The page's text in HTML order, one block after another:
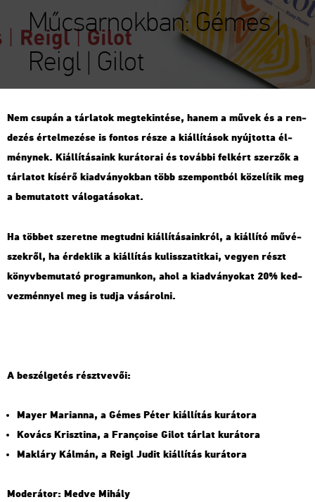
Műcsarnokban: Gémes |
Reigl | Gilot
Nem csu­pán a tár­la­tok meg­te­kin­té­se, hanem a művek és a ren­
de­zés ér­tel­me­zé­se is fon­tos része a ki­ál­lí­tá­sok nyúj­tot­ta él­
mény­nek. Ki­ál­lí­tá­sa­ink ku­rá­to­rai és to­váb­bi fel­kért szer­zők a
tár­la­tot kí­sé­rő ki­ad­vá­nyok­ban több szem­pont­ból kö­ze­lí­tik meg
a be­mu­ta­tott vá­lo­ga­tá­so­kat.
Ha töb­bet sze­ret­ne meg­tud­ni ki­ál­lí­tá­sa­ink­ról, a ki­ál­lí­tó mű­vé­
szek­ről, ha ér­dek­lik a ki­ál­lí­tás ku­lissza­tit­kai, ve­gyen részt
könyv­be­mu­ta­tó prog­ra­mun­kon, ahol a ki­ad­vá­nyo­kat 20% ked­
vez­ménnyel meg is tudja vá­sá­rol­ni.
A be­szél­ge­tés részt­ve­vői:
Mayer Ma­ri­an­na, a Gémes Péter ki­ál­lí­tás ku­rá­to­ra
Ko­vács Krisz­ti­na, a Françoise Gilot tár­lat ku­rá­to­ra
Mak­láry Kál­mán, a Reigl Judit ki­ál­lí­tás ku­rá­to­ra
Mo­de­rá­tor: Medve Mi­hály